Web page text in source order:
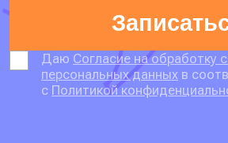
Даю Согласие на обработку
персональных данных в
с Политикой